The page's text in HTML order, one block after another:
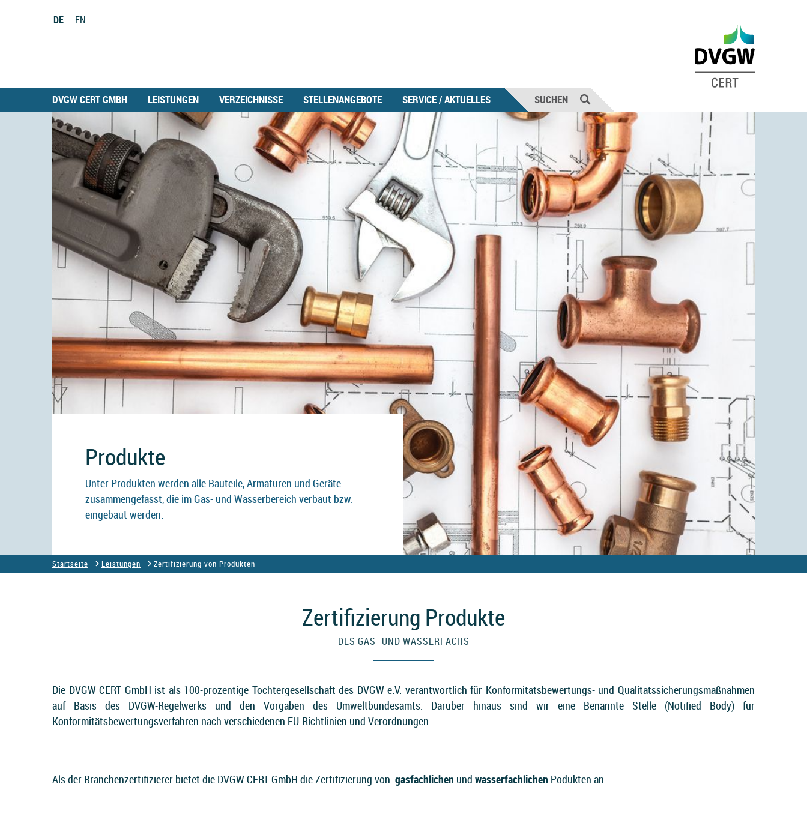
DE EN
DVGW CERT GMBH LEISTUNGEN VERZEICHNISSE STELLENANGEBOTE SERVICE / AKTUELLES SUCHEN
Produkte
Unter Produkten werden alle Bauteile, Armaturen und Geräte
zusammengefasst, die im Gas- und Wasserbereich verbaut bzw.
eingebaut werden.
Startseite Leistungen Zertifizierung von Produkten
Zertifizierung Produkte
DES GAS- UND WASSERFACHS
Die DVGW CERT GmbH ist als 100-prozentige Tochtergesellschaft des DVGW e.V. verantwortlich für Konformitätsbewertungs- und Qualitätssicherungsmaßnahmen
auf Basis des DVGW-Regelwerks und den Vorgaben des Umweltbundesamts. Darüber hinaus sind wir eine Benannte Stelle (Notified Body) für
Konformitätsbewertungsverfahren nach verschiedenen EU-Richtlinien und Verordnungen.
Als der Branchenzertifizierer bietet die DVGW CERT GmbH die Zertifizierung von gasfachlichen und wasserfachlichen Podukten an.